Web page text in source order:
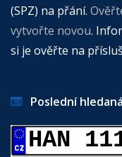
(SPZ) na přání.
vytvořte novou.
si je ověřte na
Poslední
HAN